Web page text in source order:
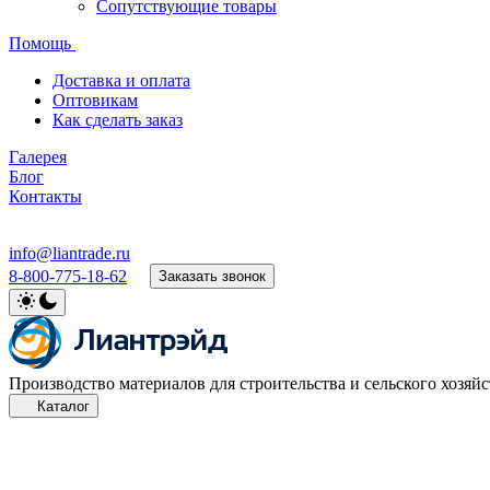
Сопутствующие товары
Помощь
Доставка и оплата
Оптовикам
Как сделать заказ
Галерея
Блог
Контакты
info@liantrade.ru
8-800-775-18-62
Заказать звонок
Производство материалов для строительства и сельского
Каталог